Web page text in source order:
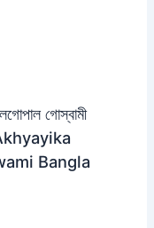
গোস্বামী
Bangla